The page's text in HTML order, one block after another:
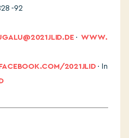
-92
·WWW.
2021JLID· In